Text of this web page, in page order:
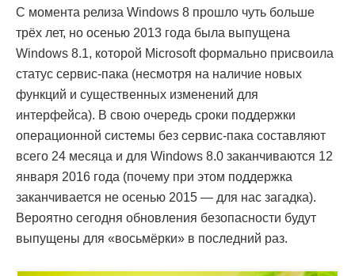
С момента релиза Windows 8 прошло чуть больше
трёх лет, но осенью 2013 года была выпущена
Windows 8.1, которой Microsoft формально присвоила
статус сервис-пака (несмотря на наличие новых
функций и существенных изменений для
интерфейса). В свою очередь сроки поддержки
операционной системы без сервис-пака составляют
всего 24 месяца и для Windows 8.0 заканчиваются 12
января 2016 года (почему при этом поддержка
заканчивается не осенью 2015 — для нас загадка).
Вероятно сегодня обновления безопасности будут
выпущены для «восьмёрки» в последний раз.